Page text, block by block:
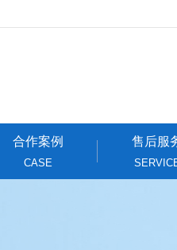
合作案例
CASE
售后服